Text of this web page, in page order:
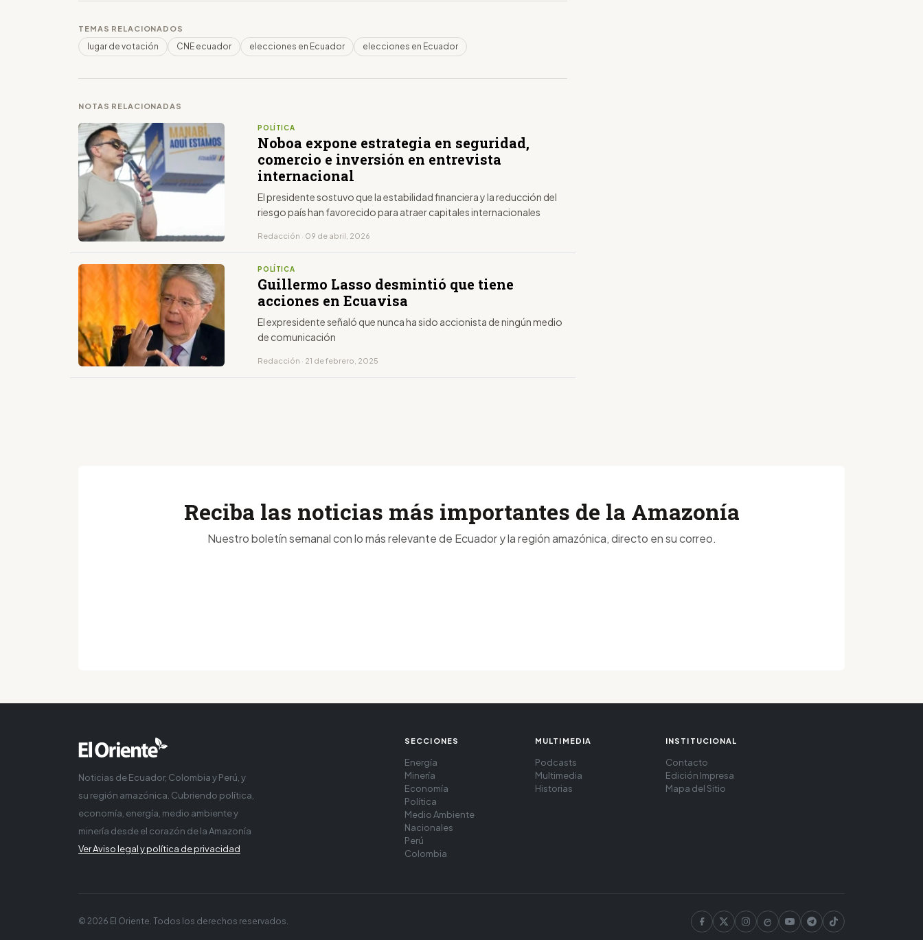
TEMAS RELACIONADOS
lugar de votación CNE ecuador elecciones en Ecuador elecciones en Ecuador
NOTAS RELACIONADAS
POLÍTICA
Noboa expone estrategia en seguridad,
comercio e inversión en entrevista
internacional
El presidente sostuvo que la estabilidad financiera y la reducción del
riesgo país han favorecido para atraer capitales internacionales
Redacción · 09 de abril, 2026
POLÍTICA
Guillermo Lasso desmintió que tiene
acciones en Ecuavisa
El expresidente señaló que nunca ha sido accionista de ningún medio
de comunicación
Redacción · 21 de febrero, 2025
Reciba las noticias más importantes de la Amazonía
Nuestro boletín semanal con lo más relevante de Ecuador y la región amazónica, directo en su correo.
Noticias de Ecuador, Colombia y Perú, y
su región amazónica. Cubriendo política,
economía, energía, medio ambiente y
minería desde el corazón de la Amazonía
Ver Aviso legal y política de privacidad
SECCIONES
Energía
Minería
Economía
Política
Medio Ambiente
Nacionales
Perú
Colombia
MULTIMEDIA
Podcasts
Multimedia
Historias
INSTITUCIONAL
Contacto
Edición Impresa
Mapa del Sitio
© 2026 El Oriente. Todos los derechos reservados.